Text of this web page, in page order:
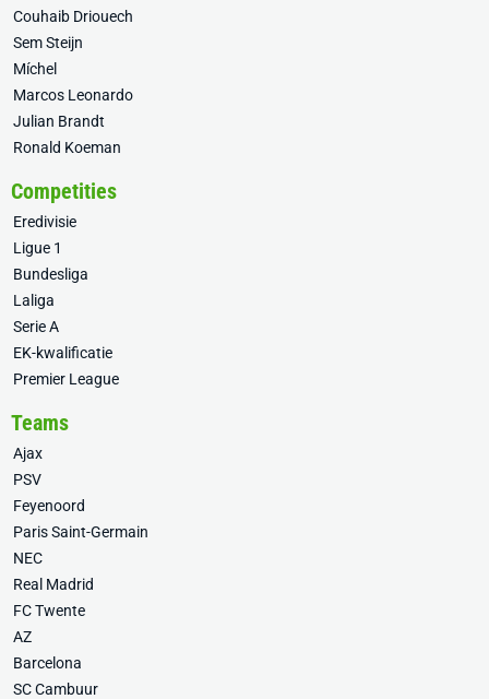
Couhaib Driouech
Sem Steijn
Míchel
Marcos Leonardo
Julian Brandt
Ronald Koeman
Competities
Eredivisie
Ligue 1
Bundesliga
Laliga
Serie A
EK-kwalificatie
Premier League
Teams
Ajax
PSV
Feyenoord
Paris Saint-Germain
NEC
Real Madrid
FC Twente
AZ
Barcelona
SC Cambuur